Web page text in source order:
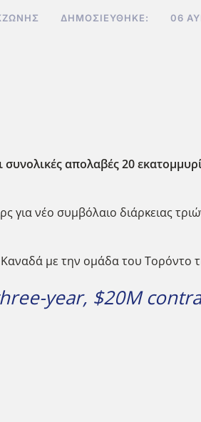
ΔΗΜΟΣΙΕΎΘΗΚΕ: 06
απολαβές 20
για νέο συμβόλαιο διάρκειας
με την ομάδα του Τορόντο
year, $20M